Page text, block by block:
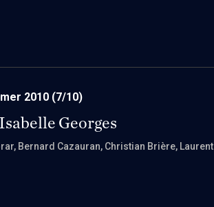
2010 (7/10)
Georges
, Bernard Cazauran, Christian Brière,